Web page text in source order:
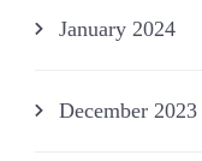
January 2024
December 2023